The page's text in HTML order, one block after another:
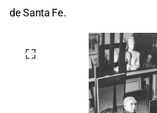
de Santa Fe.